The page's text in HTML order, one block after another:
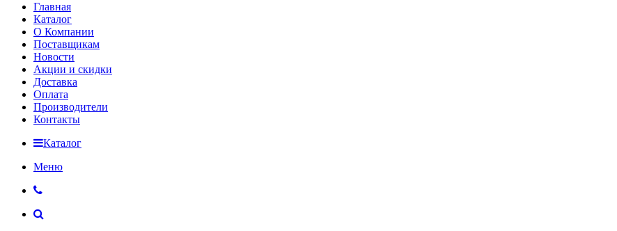
Главная
Каталог
О Компании
Поставщикам
Новости
Акции и скидки
Доставка
Оплата
Производители
Контакты
Каталог
Меню